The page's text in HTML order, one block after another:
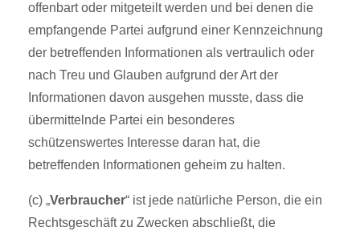
offenbart oder mitgeteilt werden und bei denen die
empfangende Partei aufgrund einer Kennzeichnung
der betreffenden Informationen als vertraulich oder
nach Treu und Glauben aufgrund der Art der
Informationen davon ausgehen musste, dass die
übermittelnde Partei ein besonderes
schützenswertes Interesse daran hat, die
betreffenden Informationen geheim zu halten.
(c) „Verbraucher“ ist jede natürliche Person, die ein
Rechtsgeschäft zu Zwecken abschließt, die